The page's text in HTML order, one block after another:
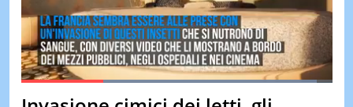
& TV
QUIZ
&
TEST
Loaded:95.09%